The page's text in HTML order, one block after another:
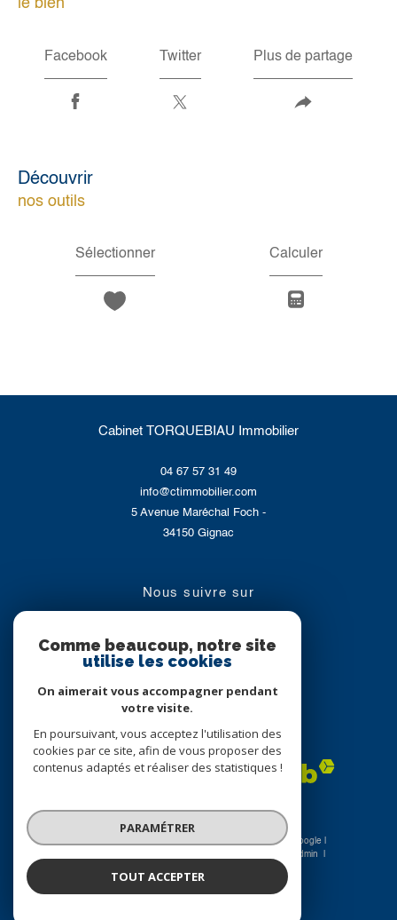
le bien
Facebook Twitter Plus de partage
découvrir
nos outils
Sélectionner Calculer
Cabinet TORQUEBIAU Immobilier
04 67 57 31 49
info@ctimmobilier.com
5 Avenue Maréchal Foch -
34150
Gignac
nous suivre sur
Adhérents
© 2026 | Tous droits réservés | Traduction powered by Google |
Admin
Comme beaucoup, notre site
utilise les cookies
On aimerait vous accompagner pendant
votre visite.
En poursuivant, vous acceptez l'utilisation des
cookies par ce site, afin de vous proposer des
contenus adaptés et réaliser des statistiques !
PARAMÉTRER
TOUT ACCEPTER